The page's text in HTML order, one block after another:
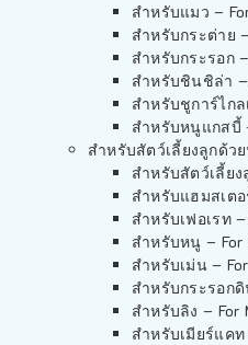
สำหรับแมว –
สำหรับกระต่าย
สำหรับกระรอก
สำหรับชินชิล่า
สำหรับชูการ์ไก
สำหรับหนูแกสบี้
สำหรับสัตว์เลี้ยงลูกด้ว
สำหรับสัตว์เลี้ย
สำหรับแฮมสเต
สำหรับเฟอเรท
สำหรับหนู – For
สำหรับเม่น –
สำหรับกระรอก
สำหรับลิง – For
สำหรับเมียร์แคท